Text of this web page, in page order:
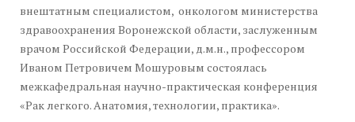
внештатным специалистом, онкологом министерства
здравоохранения Воронежской области, заслуженным
врачом Российской Федерации, д.м.н., профессором
Иваном Петровичем Мошуровым состоялась
межкафедральная научно-практическая конференция
«Рак легкого. Анатомия, технологии, практика».